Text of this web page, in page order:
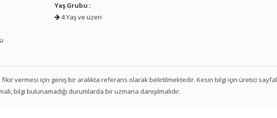
Yaş Grubu :
4 Yaş ve üzeri
fikir vermesi için geniş bir aralıkta referans olarak belirtilmektedir. Kesin bilgi için üretici
bilgi bulunamadığı durumlarda bir uzmana danışılmalıdır.